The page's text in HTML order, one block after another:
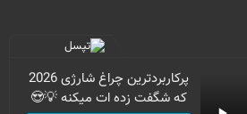
پرکاربردترین چراغ شارژی 2026
که شگفت زده ات میکنه 💡😍